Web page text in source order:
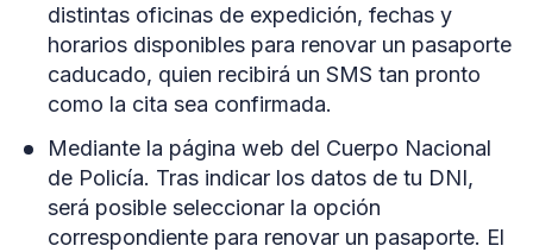
distintas oficinas de expedición, fechas y
horarios disponibles para renovar un pasaporte
caducado, quien recibirá un SMS tan pronto
como la cita sea confirmada.
Mediante la página web del Cuerpo Nacional
de Policía. Tras indicar los datos de tu DNI,
será posible seleccionar la opción
correspondiente para renovar un pasaporte. El